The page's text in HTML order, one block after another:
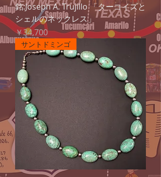
銘:Joseph A. Trujillo 「ターコイズと
シェルのネックレス」
価格
￥34,700
サントドミンゴ